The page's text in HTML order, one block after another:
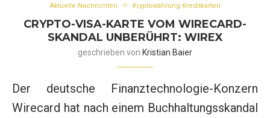
Aktuelle Nachrichten Kryptowährung Kreditkarten
CRYPTO-VISA-KARTE VOM WIRECARD-
SKANDAL UNBERÜHRT: WIREX
geschrieben von Kristian Baier
Der deutsche Finanztechnologie-Konzern
Wirecard hat nach einem Buchhaltungsskandal